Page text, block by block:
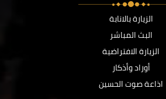
الزيارة بالانابة
البث المباشر
الزيارة الافتراضية
أوراد وأذكار
اذاعة صوت الحسين